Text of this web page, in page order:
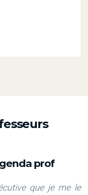
prof
que je me le